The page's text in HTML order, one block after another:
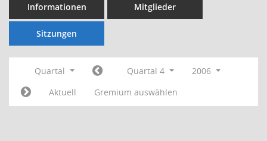
Informationen Mitglieder
Sitzungen
Quartal Quartal 4
2006
Aktuell
Gremium auswählen